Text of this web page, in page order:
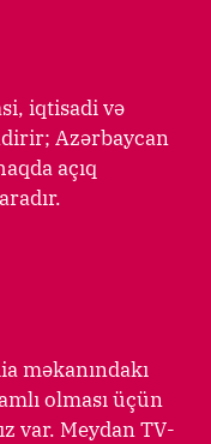
iqtisadi və
Azərbaycan
açıq
məkanındakı
olması üçün
var. Meydan TV-